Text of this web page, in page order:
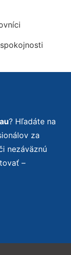
? Hľadáte na
za
nezáväznú
–